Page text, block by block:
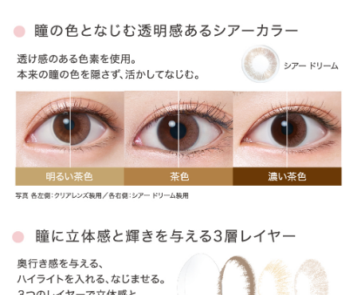
その他のカラー
» ナチュラルシャイン
» ヴィヴィッドスタイル
» ラディアントチャーム